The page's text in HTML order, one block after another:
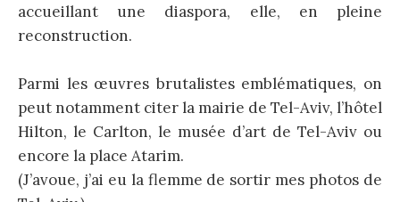
accueillant une diaspora, elle, en pleine
reconstruction.
Parmi les œuvres brutalistes emblématiques, on
peut notamment citer la mairie de Tel-Aviv, l’hôtel
Hilton, le Carlton, le musée d’art de Tel-Aviv ou
encore la place Atarim.
(J’avoue, j’ai eu la flemme de sortir mes photos de